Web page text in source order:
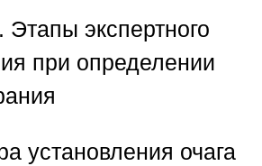
Этапы экспертного
при определении
установления очага